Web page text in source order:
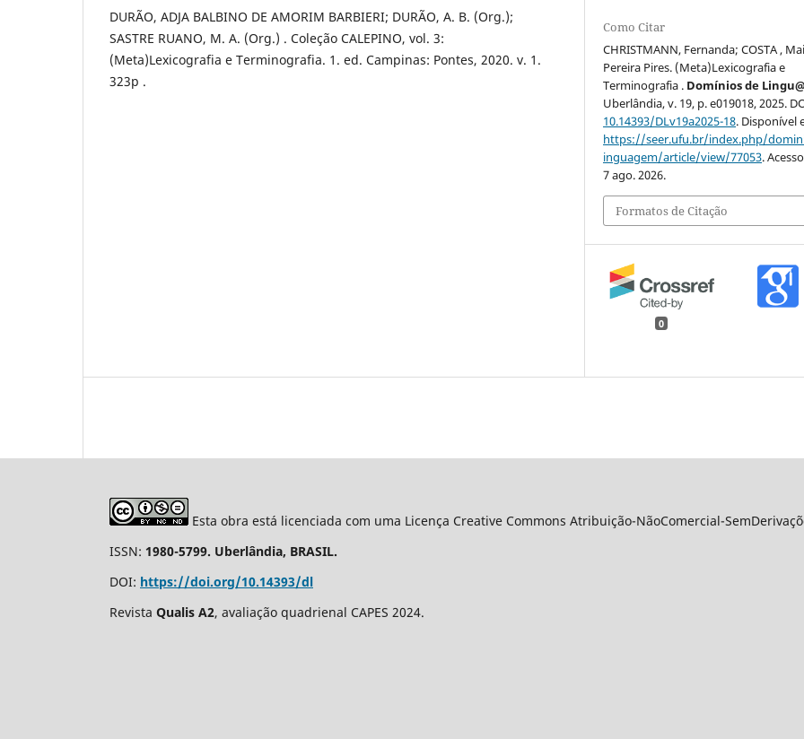
DURÃO, ADJA BALBINO DE AMORIM BARBIERI; DURÃO, A. B. (Org.);
SASTRE RUANO, M. A. (Org.) . Coleção CALEPINO, vol. 3:
(Meta)Lexicografia e Terminografia. 1. ed. Campinas: Pontes, 2020. v. 1.
323p .
Como Citar
CHRISTMANN, Fernanda; COSTA ,
Pereira Pires. (Meta)Lexicografia e
Terminografia . Domínios de
Uberlândia, v. 19, p. e019018, 2025.
10.14393/DLv19a2025-18. Disponível
https://seer.ufu.br/index.php/
inguagem/article/view/77053.
7 ago. 2026.
Formatos de Citação
0
Esta obra está licenciada com uma Licença Creative Commons Atribuição-NãoComercial-
ISSN: 1980-5799. Uberlândia, BRASIL.
DOI: https://doi.org/10.14393/dl
Revista Qualis A2, avaliação quadrienal CAPES 2024.